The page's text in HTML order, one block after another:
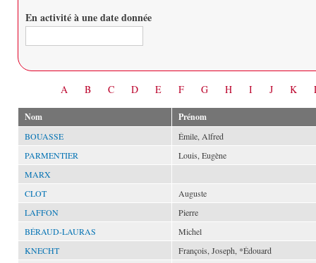
En activité à une date donnée
A B C D E F G H I J K
Nom Prénom
BOUASSE
Émile, Alfred
PARMENTIER
Louis, Eugène
MARX
CLOT
Auguste
LAFFON
Pierre
BÉRAUD-LAURAS
Michel
KNECHT
François, Joseph, *Édouard